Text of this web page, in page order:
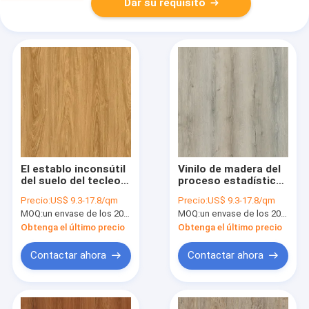
Dar su requisito
El establo inconsútil
del suelo del tecleo
estadístico ignifuga
el grano retro GKBM
JR-W18053 de
madera de Burlywood
del estilo de la nuez
del tecleo de Unilin
Precio:US$ 9.3-17.8/qm
MOQ:un envase de los 20FT, o 2500 metros cuadrados;
Obtenga el último precio
Contactar ahora
Vinilo de madera del
proceso estadístico
los tablones Gray
Brown Jump Non
Glue GKBM DD-
W82198-3
Precio:US$ 9.3-17.8/qm
MOQ:un envase de los 20FT, o 2500 metros cuadrados;
Obtenga el último precio
Contactar ahora